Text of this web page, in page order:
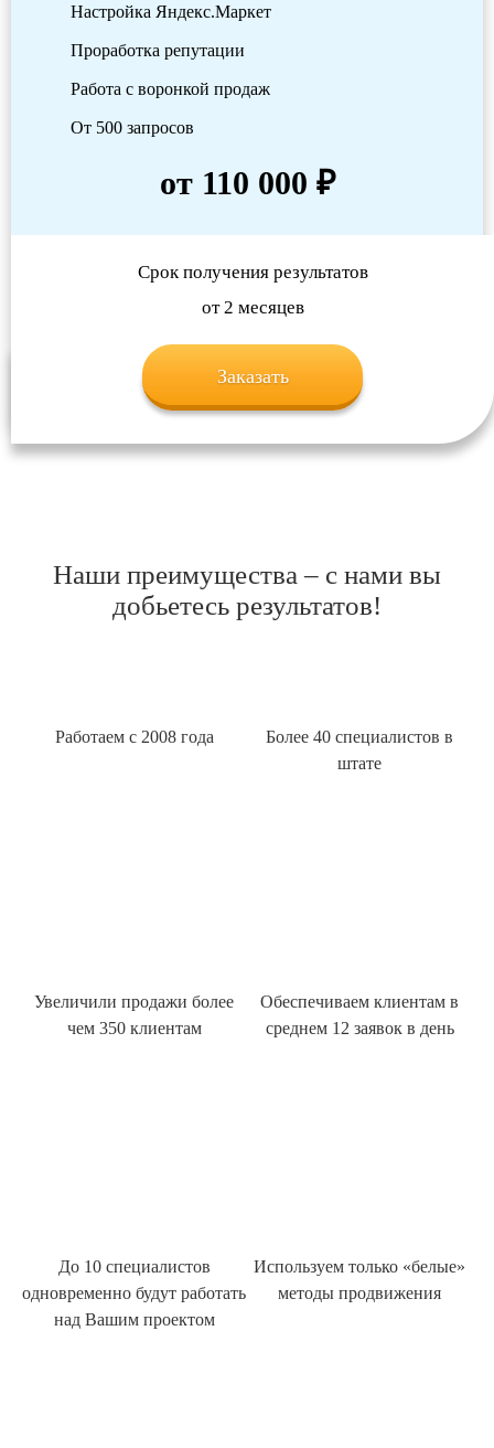
Настройка Яндекс.Маркет
Проработка репутации
Работа с воронкой продаж
От 500 запросов
от 110 000 ₽
Срок получения результатов
от 2 месяцев
Заказать
Наши преимущества – с нами вы
добьетесь результатов!
Работаем с 2008 года
Более 40 специалистов в
штате
Увеличили продажи более
чем 350 клиентам
Обеспечиваем клиентам в
среднем 12 заявок в день
До 10 специалистов
одновременно будут работать
над Вашим проектом
Используем только «белые»
методы продвижения